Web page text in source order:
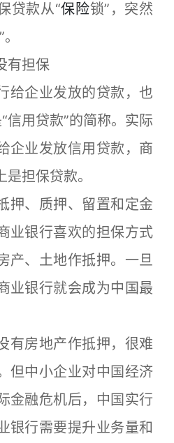
贷款从“保险锁”，突然
有担保
给企业发放的贷款，也
信用贷款”的简称。实际
企业发放信用贷款，商
担保贷款。
押、质押、留置和定金
业银行喜欢的担保方式
产、土地作抵押。一旦
业银行就会成为中国最
有房地产作抵押，很难
但中小企业对中国经济
金融危机后，中国实行
银行需要提升业务量和